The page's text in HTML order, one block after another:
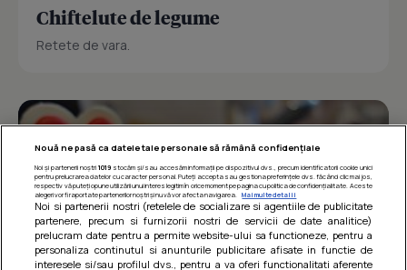
Chiftelute de legume
Retete de vara.
Nouă ne pasă ca datele tale personale să rămână confidențiale
Noi și partenerii noștri 1019stocăm și/sau accesăm informații pe dispozitivul dvs., precum identificatorii cookie unici
pentru prelucrarea datelor cu caracter personal. Puteți accepta sau gestiona preferințele dvs. făcând clic mai jos,
respectiv vă puteți opune utilizării unui interes legitim în orice moment pe pagina cu politica de confidențialitate. Aceste
alegeri vor fi raportate partenerilor noștri și nu vă vor afecta navigarea.
Mai multe detalii
Noi si partenerii nostri (retelele de socializare si agentiile de publicitate
partenere, precum si furnizorii nostri de servicii de date analitice)
prelucram date pentru a permite website-ului sa functioneze, pentru a
personaliza continutul si anunturile publicitare afisate in functie de
interesele si/sau profilul dvs., pentru a va oferi functionalitati aferente